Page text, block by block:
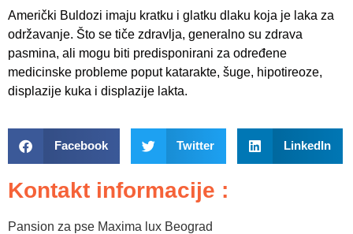
Američki Buldozi imaju kratku i glatku dlaku koja je laka za
održavanje. Što se tiče zdravlja, generalno su zdrava
pasmina, ali mogu biti predisponirani za određene
medicinske probleme poput katarakte, šuge, hipotireoze,
displazije kuka i displazije lakta.
Facebook Twitter LinkedIn
Kontakt informacije :
Pansion za pse Maxima lux Beograd